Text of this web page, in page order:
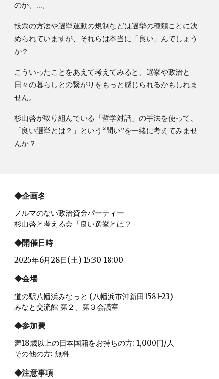
のか、...。
投票の方法や選挙運動の規制などは選挙の種類ごとに決
められていますが、それらは本当に「良い」んでしょう
か？
こういったことをあえて考えてみると、選挙や政治と
日々の暮らしとの繋がりをもっと感じられるかもしれま
せん。
杉山啓が取り組んでいる「哲学対話」の手法を使って、
「良い選挙とは？」という“問い”を一緒に考えてみませ
んか？
◆企画名
ノルマのない政治資金パーティー
杉山啓と考える会「良い選挙とは？」
◆開催日時
2025年6月28日(土) 15:30-18:00
◆会場
道の駅八幡浜みなっと (八幡浜市沖新田1581-23)
みなと交流館 第２、第３会議室
◆参加費
満18歳以上の日本国籍をお持ちの方: 1,000円/人
その他の方: 無料
◆注意事項